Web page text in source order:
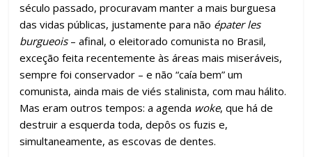
século passado, procuravam manter a mais burguesa
das vidas públicas, justamente para não épater les
burgueois– afinal, o eleitorado comunista no Brasil,
exceção feita recentemente às áreas mais miseráveis,
sempre foi conservador – e não “caía bem” um
comunista, ainda mais de viés stalinista, com mau hálito.
Mas eram outros tempos: a agenda woke, que há de
destruir a esquerda toda, depôs os fuzis e,
simultaneamente, as escovas de dentes.